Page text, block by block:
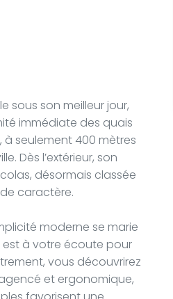
sous son meilleur jour,
immédiate des quais
seulement 400 mètres
Dès l’extérieur, son
désormais classée
caractère.
moderne se marie
est à votre écoute pour
vous découvrirez
et ergonomique,